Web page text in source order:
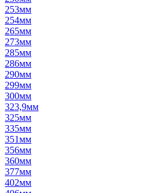
253мм
254мм
265мм
273мм
285мм
286мм
290мм
299мм
300мм
323,9мм
325мм
335мм
351мм
356мм
360мм
377мм
402мм